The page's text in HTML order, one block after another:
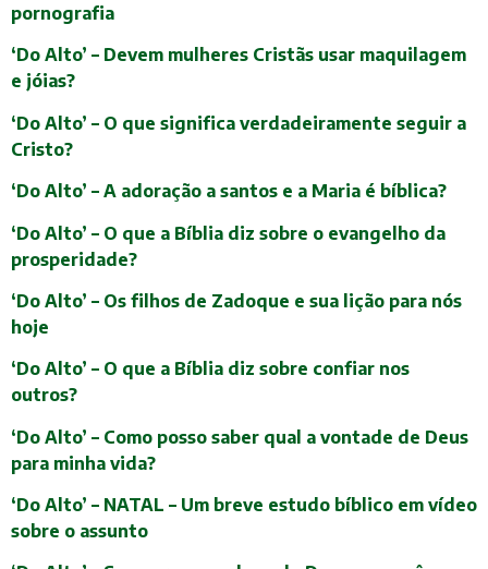
pornografia
‘Do Alto’ – Devem mulheres Cristãs usar maquilagem
e jóias?
‘Do Alto’ – O que significa verdadeiramente seguir a
Cristo?
‘Do Alto’ – A adoração a santos e a Maria é bíblica?
‘Do Alto’ – O que a Bíblia diz sobre o evangelho da
prosperidade?
‘Do Alto’ – Os filhos de Zadoque e sua lição para nós
hoje
‘Do Alto’ – O que a Bíblia diz sobre confiar nos
outros?
‘Do Alto’ – Como posso saber qual a vontade de Deus
para minha vida?
‘Do Alto’ – NATAL – Um breve estudo bíblico em vídeo
sobre o assunto